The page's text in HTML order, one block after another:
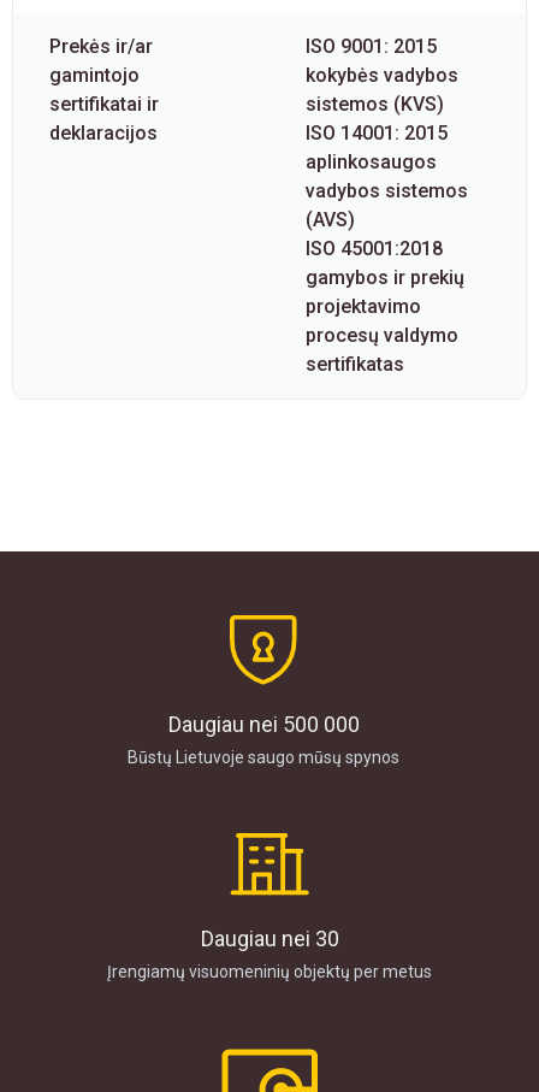
Prekės ir/ar
gamintojo
sertifikatai ir
deklaracijos
ISO 9001: 2015
kokybės vadybos
sistemos (KVS)
ISO 14001: 2015
aplinkosaugos
vadybos sistemos
(AVS)
ISO 45001:2018
gamybos ir prekių
projektavimo
procesų valdymo
sertifikatas
Daugiau nei 500 000
Būstų Lietuvoje saugo mūsų spynos
Daugiau nei 30
Įrengiamų visuomeninių objektų per metus